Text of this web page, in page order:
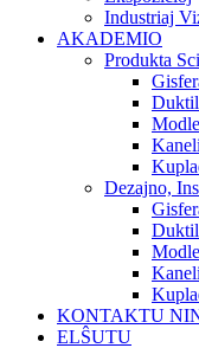
Industriaj
AKADEMIO
Produkta
Dezajno,
KONTAKTU
ELŜUTU